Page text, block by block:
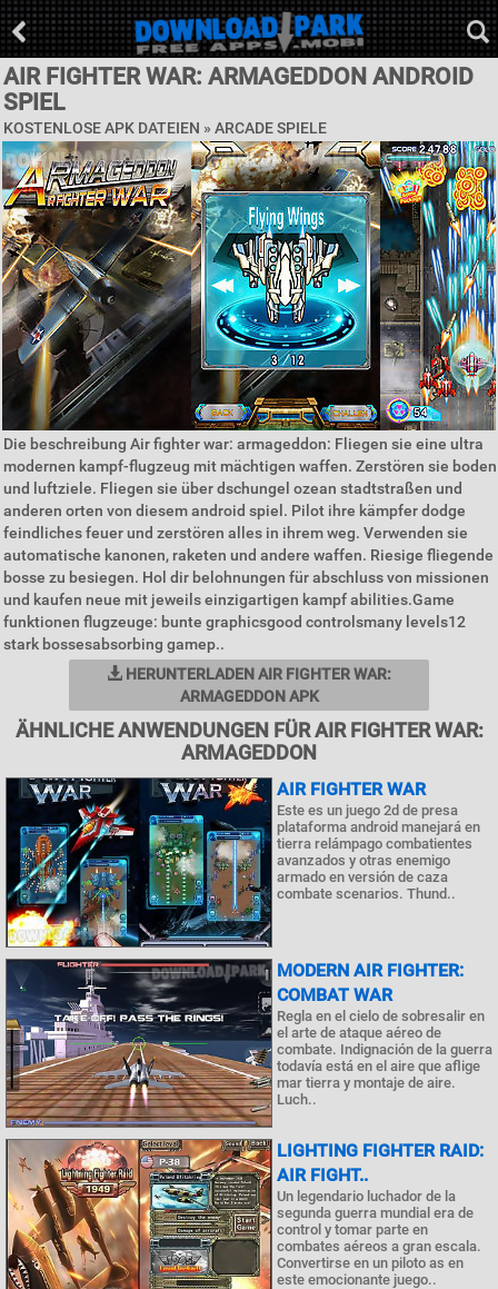
AIR FIGHTER WAR: ARMAGEDDON ANDROID
SPIEL
KOSTENLOSE APK DATEIEN » ARCADE SPIELE
Die beschreibung Air fighter war: armageddon: Fliegen sie eine ultra
modernen kampf-flugzeug mit mächtigen waffen. Zerstören sie boden
und luftziele. Fliegen sie über dschungel ozean stadtstraßen und
anderen orten von diesem android spiel. Pilot ihre kämpfer dodge
feindliches feuer und zerstören alles in ihrem weg. Verwenden sie
automatische kanonen, raketen und andere waffen. Riesige fliegende
bosse zu besiegen. Hol dir belohnungen für abschluss von missionen
und kaufen neue mit jeweils einzigartigen kampf abilities.Game
funktionen flugzeuge: bunte graphicsgood controlsmany levels12
stark bossesabsorbing gamep..
HERUNTERLADEN AIR FIGHTER WAR:
ARMAGEDDON APK
ÄHNLICHE ANWENDUNGEN FÜR AIR FIGHTER WAR:
ARMAGEDDON
AIR FIGHTER WAR
Este es un juego 2d de presa
plataforma android manejará en
tierra relámpago combatientes
avanzados y otras enemigo
armado en versión de caza
combate scenarios. Thund..
MODERN AIR FIGHTER:
COMBAT WAR
Regla en el cielo de sobresalir en
el arte de ataque aéreo de
combate. Indignación de la guerra
todavía está en el aire que aflige
mar tierra y montaje de aire.
Luch..
LIGHTING FIGHTER RAID:
AIR FIGHT..
Un legendario luchador de la
segunda guerra mundial era de
control y tomar parte en
combates aéreos a gran escala.
Convertirse en un piloto as en
este emocionante juego..